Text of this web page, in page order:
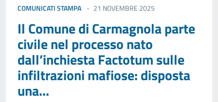
COMUNICATI STAMPA 21 NOVEMBRE 2025
Il Comune di Carmagnola parte
civile nel processo nato
dall’inchiesta Factotum sulle
infiltrazioni mafiose: disposta
una...